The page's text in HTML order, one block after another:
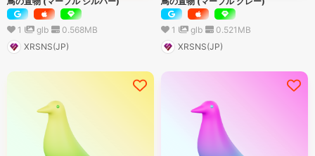
1 glb 0.568MB
XRSNS(JP)
1 glb 0.521 MB
XRSNS(JP)